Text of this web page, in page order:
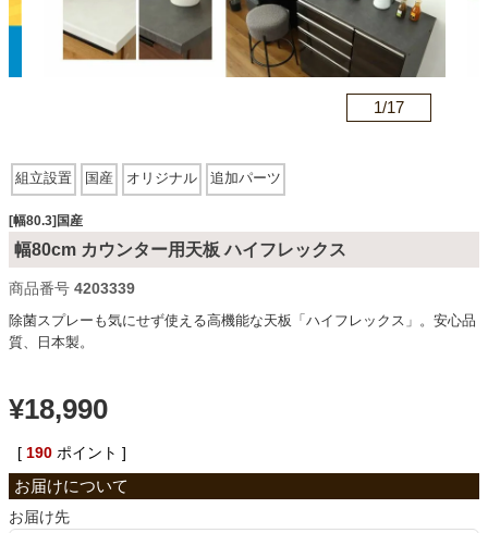
ダイニングテーブル・セット
椅子・チェア
ベッド
収納家具
1/17
組立設置 国産 オリジナル 追加パーツ
[幅80.3]国産
幅80cm カウンター用天板 ハイフレックス
商品番号 4203339
除菌スプレーも気にせず使える高機能な天板「ハイフレックス」。安心品
質、日本製。
¥18,990
[ 190 ポイント ]
お届け先